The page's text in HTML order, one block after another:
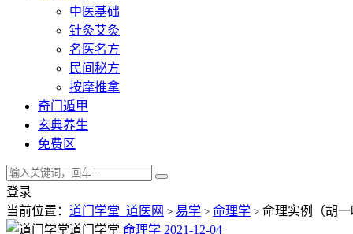
中医基础
针灸艾灸
名医名方
民间秘方
按摩推拿
奇门遁甲
玄典养生
免费区
登录
当前位置： 道门学堂_道医网 > 易学 > 命理学 > 命理实例（胡
道门学堂 命理学 2021-12-04